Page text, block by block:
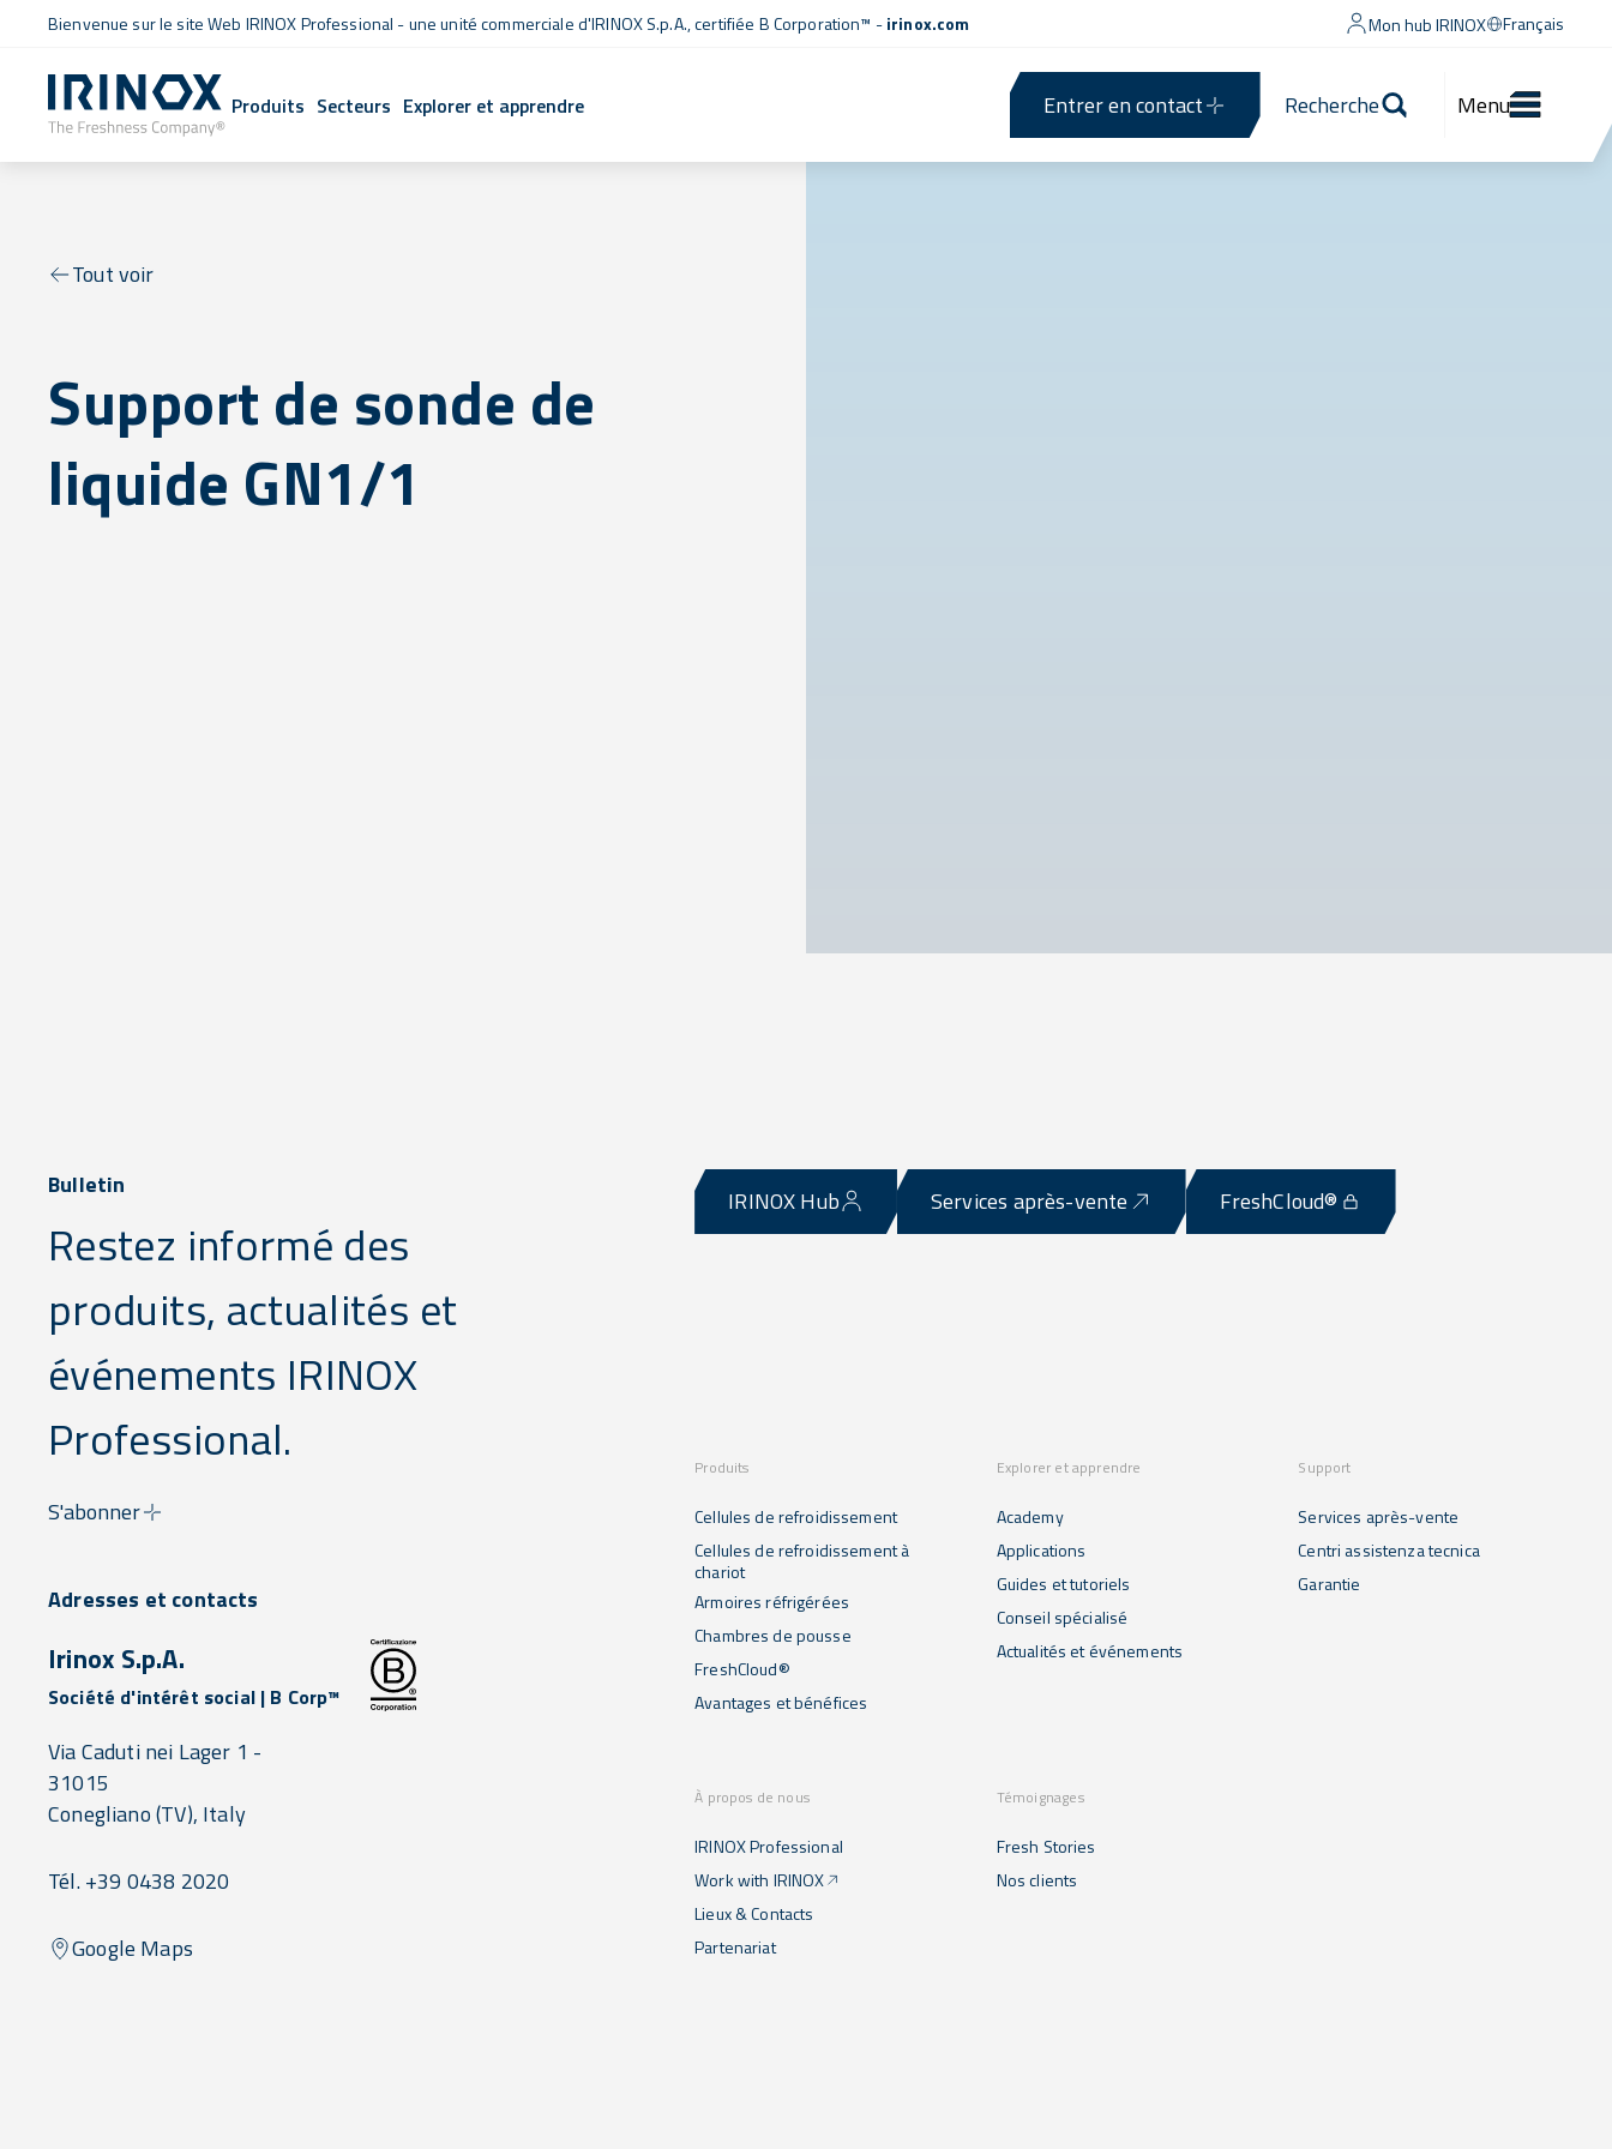
Bienvenue sur le site Web IRINOX Professional - une unité commerciale d'IRINOX S.p.A.,certifiée B Corporation™ -irinox.com Mon hub IRINOX Français
Produits Secteurs Explorer et apprendre Entrer en contact Recherche Menu
Tout voir
Support de sonde de
liquide GN1/1
Bulletin
Restez informé des
produits, actualités et
événements IRINOX
Professional.
S'abonner
IRINOX Hub Services après-vente FreshCloud®
Produits
Cellules de refroidissement
Cellules de refroidissement à
chariot
Armoires réfrigérées
Chambres de pousse
FreshCloud®
Avantages et bénéfices
Explorer et apprendre
Academy
Applications
Guides et tutoriels
Conseil spécialisé
Actualités et événements
Support
Services après-vente
Centri assistenza tecnica
Garantie
À propos de nous
IRINOX Professional
Work with IRINOX
Lieux & Contacts
Partenariat
Témoignages
Fresh Stories
Nos clients
Adresses et contacts
Irinox S.p.A.
Société d'intérêt social | B Corp™
Via Caduti nei Lager 1 -
31015
Conegliano(TV), Italy
Tél. +39 0438 2020
Google Maps